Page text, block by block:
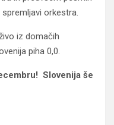
orkestra.
iz domačih
piha 0,0.
Slovenija še